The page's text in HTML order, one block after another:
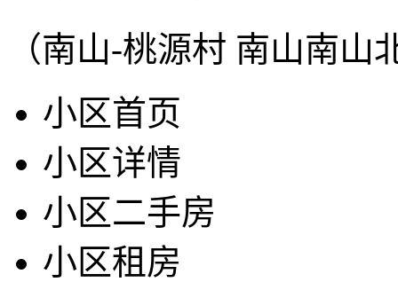
（南山-桃源村 南山南
小区首页
小区详情
小区二手房
小区租房